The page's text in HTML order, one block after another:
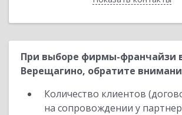
При выборе фирмы-франчайзи
Верещагино, обратите
Количество клиентов
на сопровождении у